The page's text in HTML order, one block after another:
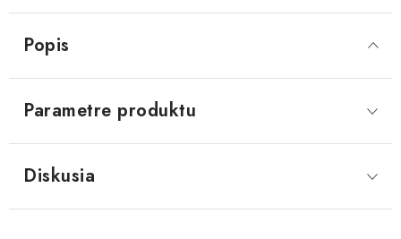
Popis
Parametre produktu
Diskusia